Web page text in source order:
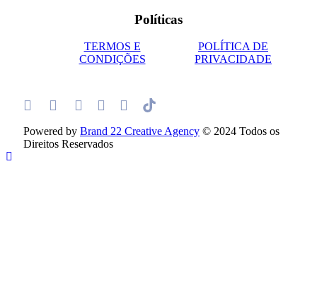
Políticas
TERMOS E
CONDIÇÕES
POLÍTICA DE
PRIVACIDADE
Powered by Brand 22 Creative Agency © 2024 Todos os
Direitos Reservados